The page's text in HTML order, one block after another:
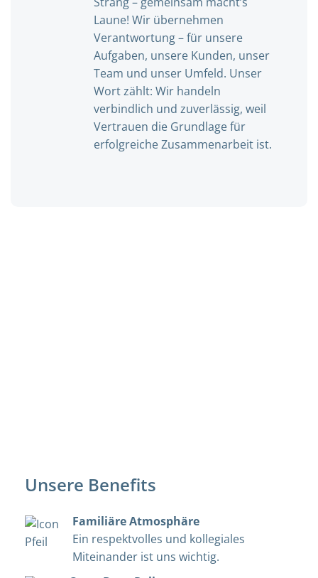
Laune! Wir übernehmen
Verantwortung – für unsere
Aufgaben, unsere Kunden, unser
Team und unser Umfeld. Unser
Wort zählt: Wir handeln
verbindlich und zuverlässig, weil
Vertrauen die Grundlage für
erfolgreiche Zusammenarbeit ist.
Unsere Benefits
Familiäre Atmosphäre
Ein respektvolles und kollegiales
Miteinander ist uns wichtig.